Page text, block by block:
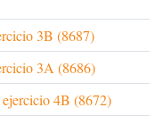
3B (8687)
3A (8686)
4B (8672)